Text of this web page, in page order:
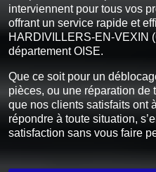
interviennent pour tous vos
offrant un service rapide et
HARDIVILLERS-EN-VEXIN
département OISE.
Que ce soit pour un
pièces, ou une réparation de
que nos clients satisfaits ont
répondre à toute situation,
satisfaction sans vous faire